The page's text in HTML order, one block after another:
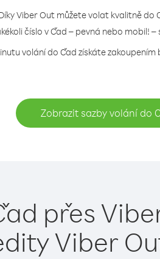
Viber Out můžete volat kvalitně do
číslo v Čad – pevná nebo mobil! –
volání do Čad získáte
Zobrazit sazby volání do
přes
Viber